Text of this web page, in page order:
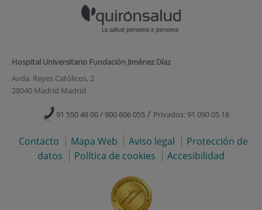
Hospital Universitario Fundación Jiménez Díaz
Avda. Reyes Católicos, 2
28040 Madrid Madrid
91 550 48 00 / 900 606 055 / Privados: 91 090 05 16
Contacto Mapa Web Aviso legal
Protección de
datos
Política de cookies Accesibilidad